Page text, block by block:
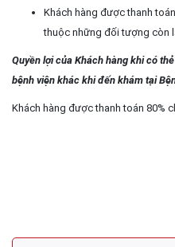
Khách hàng được thanh toán
thuộc những đối tượng còn
Quyền lợi của Khách hàng khi có
bệnh viện khác khi đến khám tại
Khách hàng được thanh toán 80%